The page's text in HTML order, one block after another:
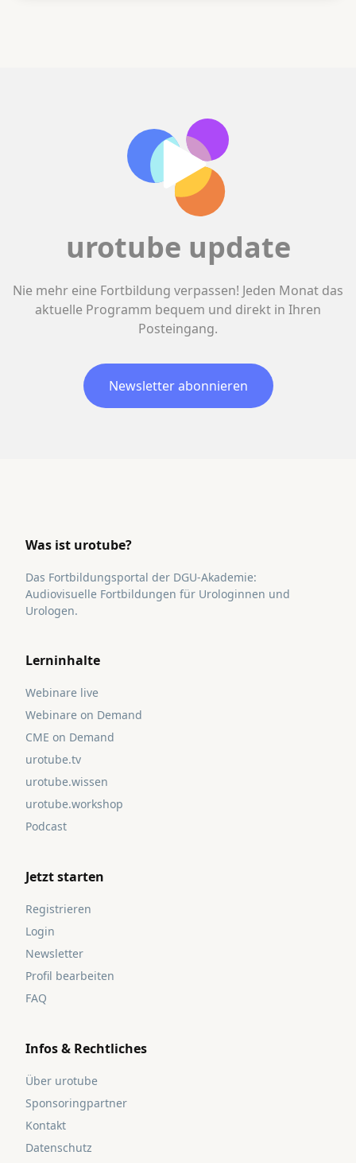
urotube update
Nie mehr eine Fortbildung verpassen! Jeden Monat das
aktuelle Programm bequem und direkt in Ihren
Posteingang.
Newsletter abonnieren
Was ist urotube?
Das Fortbildungsportal der DGU-Akademie:
Audiovisuelle Fortbildungen für Urologinnen und
Urologen.
Lerninhalte
Webinare live
Webinare on Demand
CME on Demand
urotube.tv
urotube.wissen
urotube.workshop
Podcast
Jetzt starten
Registrieren
Login
Newsletter
Profil bearbeiten
FAQ
Infos & Rechtliches
Über urotube
Sponsoringpartner
Kontakt
Datenschutz